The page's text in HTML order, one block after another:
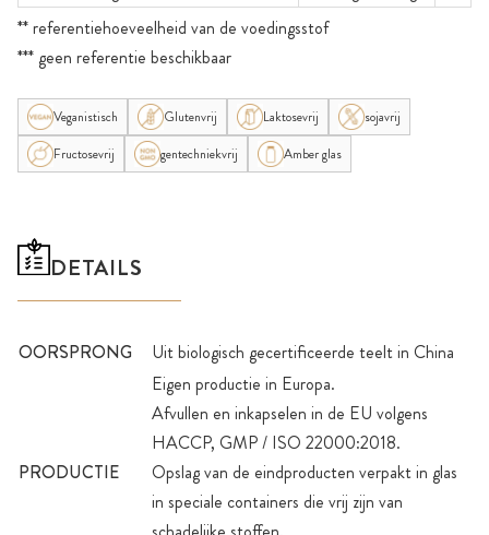
** referentiehoeveelheid van de voedingsstof
*** geen referentie beschikbaar
Veganistisch Glutenvrij Laktosevrij
sojavrij
Fructosevrij
gentechniekvrij Amber glas
DETAILS
OORSPRONG Uit biologisch gecertificeerde teelt in China
PRODUCTIE
Eigen productie in Europa.
Afvullen en inkapselen in de EU volgens
HACCP, GMP / ISO 22000:2018.
Opslag van de eindproducten verpakt in glas
in speciale containers die vrij zijn van